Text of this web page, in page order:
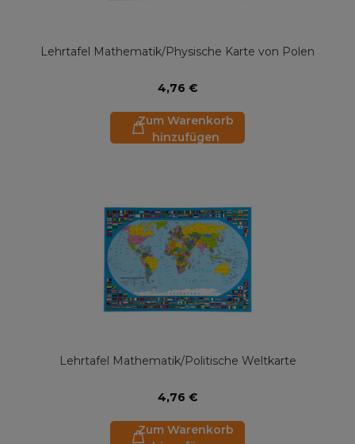
Lehrtafel Mathematik/Physische Karte von Polen
4,76 €
Zum Warenkorb
hinzufügen
Lehrtafel Mathematik/Politische Weltkarte
4,76 €
Zum Warenkorb